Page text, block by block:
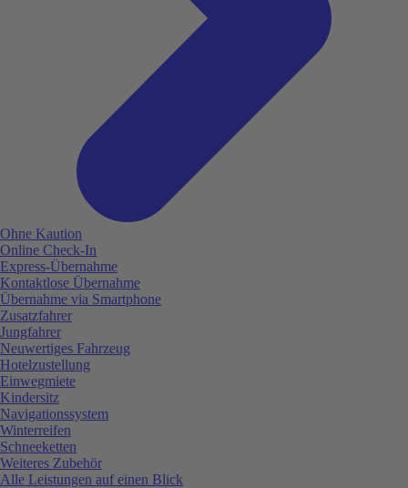
Ohne Kaution
Online Check-In
Express-Übernahme
Kontaktlose Übernahme
Übernahme via Smartphone
Zusatzfahrer
Jungfahrer
Neuwertiges Fahrzeug
Hotelzustellung
Einwegmiete
Kindersitz
Navigationssystem
Winterreifen
Schneeketten
Weiteres Zubehör
Alle Leistungen auf einen Blick